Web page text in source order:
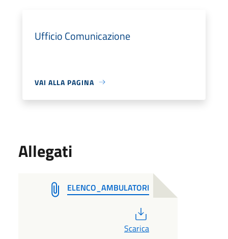
Ufficio Comunicazione
VAI ALLA PAGINA
Allegati
ELENCO_AMBULATORI
Scarica